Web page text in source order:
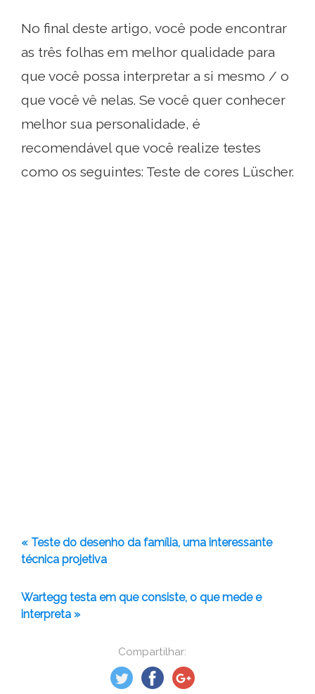
Compartilhar:
No final deste artigo, você pode encontrar
as três folhas em melhor qualidade para
que você possa interpretar a si mesmo / o
que você vê nelas. Se você quer conhecer
melhor sua personalidade, é
recomendável que você realize testes
como os seguintes: Teste de cores Lüscher.
« Teste do desenho da família, uma interessante
técnica projetiva
Wartegg testa em que consiste, o que mede e
interpreta »